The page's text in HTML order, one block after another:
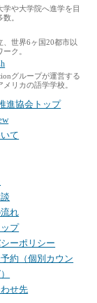
学や大学院へ進学を目
。
、世界6ヶ国20都市以
ク。
グループが運営する
メリカの語学学校。
進協会トップ
て
れ
プ
ーポリシー
約（個別カウン
せ先